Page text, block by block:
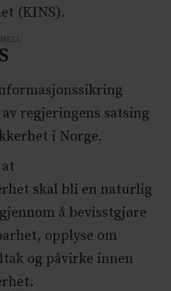
(KINS).
regjeringens satsing
i Norge.
skal bli en naturlig
å bevisstgjøre
opplyse om
og påvirke innen